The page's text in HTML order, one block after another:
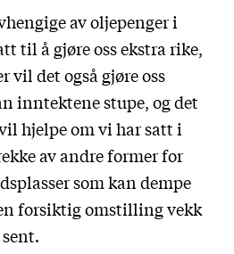
av oljepenger i
til å gjøre oss ekstra rike,
vil det også gjøre oss
inntektene stupe, og det
hjelpe om vi har satt i
av andre former for
som kan dempe
forsiktig omstilling vekk